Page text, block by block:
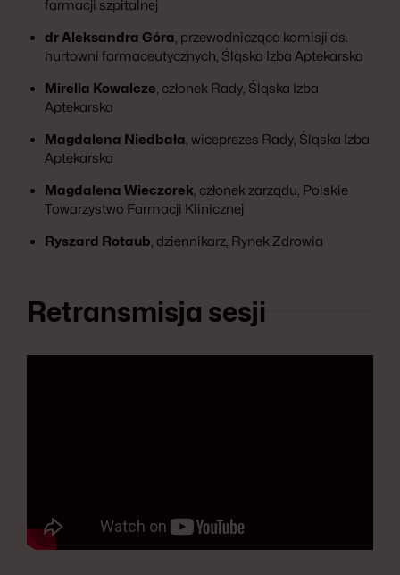
farmacji szpitalnej
dr Aleksandra Góra, przewodnicząca komisji ds.
hurtowni farmaceutycznych, Śląska Izba Aptekarska
Mirella Kowalcze, członek Rady, Śląska Izba
Aptekarska
Magdalena Niedbała, wiceprezes Rady, Śląska Izba
Aptekarska
Magdalena Wieczorek, członek zarządu, Polskie
Towarzystwo Farmacji Klinicznej
Ryszard Rotaub, dziennikarz, Rynek Zdrowia
Retransmisja sesji